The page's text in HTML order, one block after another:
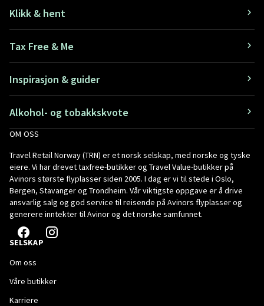
Klikk & hent
Tax Free & Me
Inspirasjon & guider
Alkohol- og tobakkskvote
OM OSS
Travel Retail Norway (TRN) er et norsk selskap, med norske og tyske
eiere. Vi har drevet taxfree-butikker og Travel Value-butikker på
Avinors største flyplasser siden 2005. I dag er vi til stede i Oslo,
Bergen, Stavanger og Trondheim. Vår viktigste oppgave er å drive
ansvarlig salg og god service til reisende på Avinors flyplasser og
generere inntekter til Avinor og det norske samfunnet.
SELSKAP
Om oss
Våre butikker
Karriere